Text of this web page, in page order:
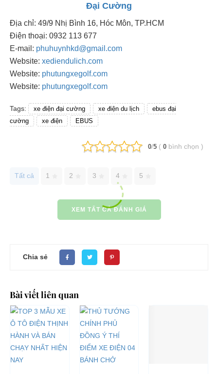
Đại Cường
Địa chỉ: 49/9 Nhị Bình 16, Hóc Môn, TP.HCM
Điện thoại: 0932 113 677
E-mail: phuhuynhkd@gmail.com
Website: xediendulich.com
Website: phutungxegolf.com
Website: phutungxegolf.com
Tags: xe điện đại cường xe điện du lịch
ebus đại
cường
xe điện EBUS
0/5 ( 0 bình chọn )
Tất cả 1 2 3 4 5
XEM TẤT CẢ ĐÁNH GIÁ
Chia sẻ
Bài viết liên quan